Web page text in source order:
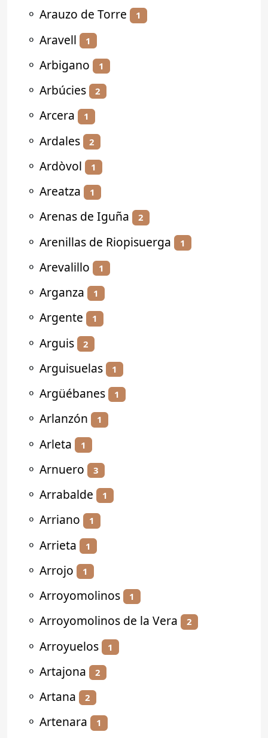
⚬ Arauzo de Torre 1
⚬ Aravell 1
⚬ Arbigano 1
⚬ Arbúcies 2
⚬ Arcera 1
⚬ Ardales 2
⚬ Ardòvol 1
⚬ Areatza 1
⚬ Arenas de Iguña 2
⚬ Arenillas de Riopisuerga 1
⚬ Arevalillo 1
⚬ Arganza 1
⚬ Argente 1
⚬ Arguis 2
⚬ Arguisuelas 1
⚬ Argüébanes 1
⚬ Arlanzón 1
⚬ Arleta 1
⚬ Arnuero 3
⚬ Arrabalde 1
⚬ Arriano 1
⚬ Arrieta 1
⚬ Arrojo 1
⚬ Arroyomolinos 1
⚬ Arroyomolinos de la Vera 2
⚬ Arroyuelos 1
⚬ Artajona 2
⚬ Artana 2
⚬ Artenara 1